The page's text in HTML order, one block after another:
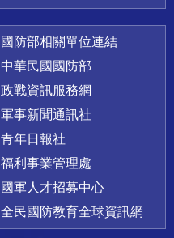
國防部相關單位連結
中華民國國防部
政戰資訊服務網
軍事新聞通訊社
青年日報社
福利事業管理處
國軍人才招募中心
全民國防教育全球資訊網